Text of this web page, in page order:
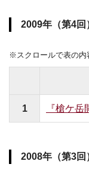
2009年（第4回
※スクロールで表の内
1 『槍ケ
2008年（第3回